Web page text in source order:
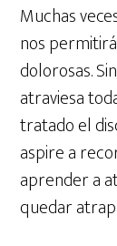
Muchas
nos
dolorosas.
atraviesa
tratado el
aspire a
aprender a
quedar